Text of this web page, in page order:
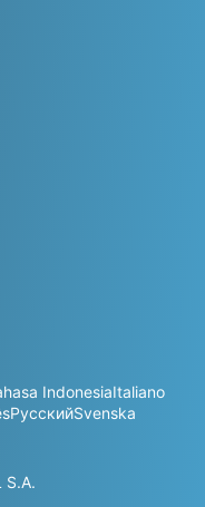
IndonesiaItaliano
РусскийSvenska
S.A.